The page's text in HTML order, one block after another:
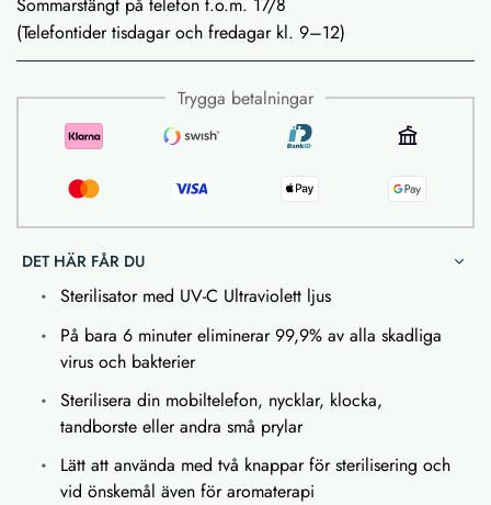
(Telefontider tisdagar och fredagar kl. 9–12)
Trygga betalningar
DET HÄR FÅR DU
Sterilisator med UV-C Ultraviolett ljus
På bara 6 minuter eliminerar 99,9% av alla skadliga
virus och bakterier
Sterilisera din mobiltelefon, nycklar, klocka,
tandborste eller andra små prylar
Lätt att använda med två knappar för sterilisering och
vid önskemål även för aromaterapi